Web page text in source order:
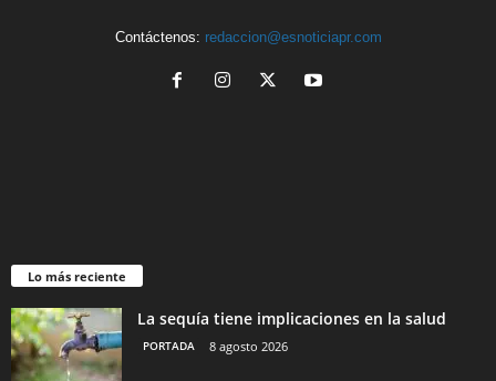
Contáctenos: redaccion@esnoticiapr.com
Lo más reciente
La sequía tiene implicaciones en la salud
PORTADA 8 agosto 2026